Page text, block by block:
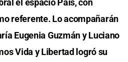
el espacio País, con
referente. Lo acompañarán
Eugenia Guzmán y Luciano
Vida y Libertad logró su